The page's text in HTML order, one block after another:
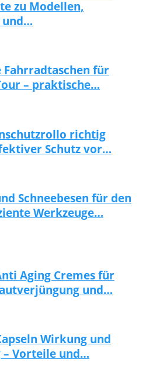
zu Modellen,
und…
Fahrradtaschen für
– praktische…
richtig
Schutz vor…
Schneebesen für den
Werkzeuge…
Aging Cremes für
und…
Wirkung und
– Vorteile und…